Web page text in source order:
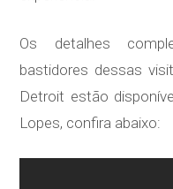
Os detalhes
bastidores dessas
Detroit estão
Lopes, confira abaixo: